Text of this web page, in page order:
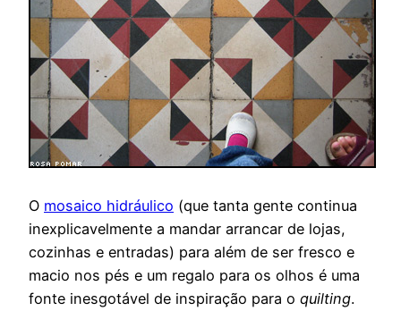
O mosaico hidráulico (que tanta gente continua
inexplicavelmente a mandar arrancar de lojas,
cozinhas e entradas) para além de ser fresco e
macio nos pés e um regalo para os olhos é uma
fonte inesgotável de inspiração para o quilting.